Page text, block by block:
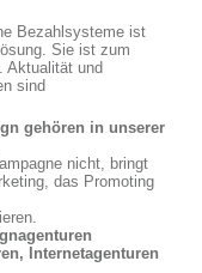
Bezahlsysteme ist
Sie ist zum
Aktualität und
sind
gehören in unserer
nicht, bringt
das Promoting
Internetagenturen